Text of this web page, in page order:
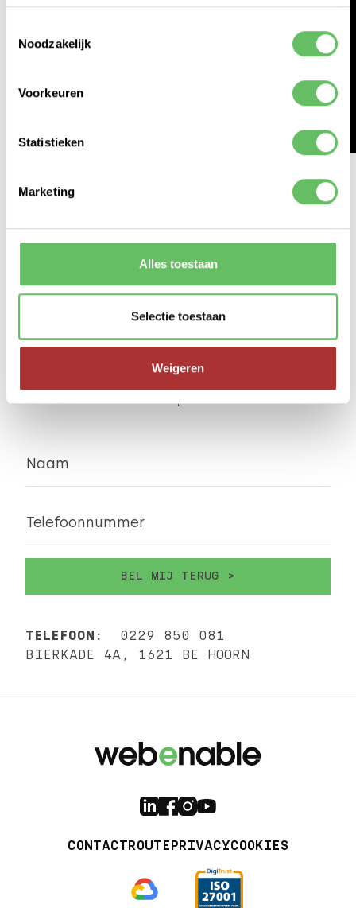
Noodzakelijk
Voorkeuren
Statistieken
Marketing
Alles toestaan
Selectie toestaan
Weigeren
HACKATHON 2026
vermogen om vertalingen te genereren. Hoewel
we inmiddels werken aan deel 2 van deze reeks,
zorgde de release van het Qwen3 taalmodel
artikel te publiceren.
Bedenkt samen met jou de beste oplossingen.
casper@webenable.nl
06 236 44 628
Naam
Telefoonnummer
TELEFOON:
0229 850 081
BIERKADE 4A, 1621 BE HOORN
CONTACTROUTEPRIVACYCOOKIES